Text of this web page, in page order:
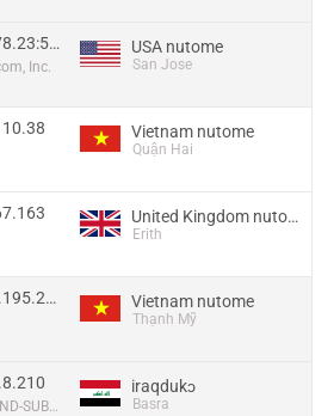
13.52.178.23:57308
Inc.
USA nutome
San Jose
Vietnam nutome
Quận Hai
United Kingdom nutome
Erith
113.187.195.217 Vietnam nutome
Thạnh Mỹ
BROADBAND-SUBSCRIBERS
iraqdukɔ
Basra